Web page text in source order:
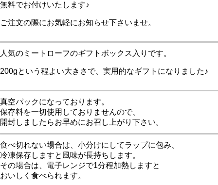
無料でお付けいたします♪
ご注文の際にお気軽にお知らせ下さいませ。
人気のミートローフのギフトボックス入りです。
200gという程よい大きさで、実用的なギフトになりました♪
真空パックになっております。
保存料を一切使用しておりませんので、
開封しましたらお早めにお召し上がり下さい。
食べ切れない場合は、小分けにしてラップに包み、
冷凍保存しますと風味が長持ちします。
その場合は、電子レンジで1分程加熱しますと
おいしく食べられます。